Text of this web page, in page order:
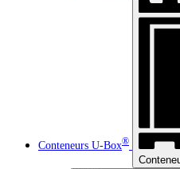
Conteneurs U-Box®